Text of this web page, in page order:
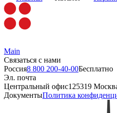
Main
Связаться с нами
Россия8 800 200-40-00Бесплатно
Эл. почта
Центральный офис125319
ДокументыПолитика